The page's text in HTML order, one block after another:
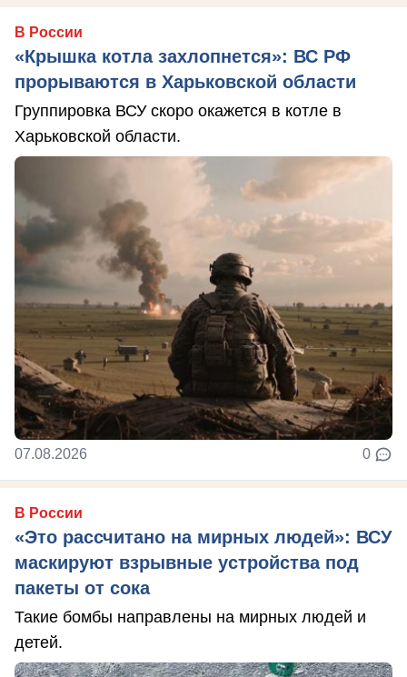
В России
«Крышка котла захлопнется»: ВС РФ
прорываются в Харьковской области
Группировка ВСУ скоро окажется в котле в
Харьковской области.
07.08.2026 0
В России
«Это рассчитано на мирных людей»: ВСУ
маскируют взрывные устройства под
пакеты от сока
Такие бомбы направлены на мирных людей и
детей.